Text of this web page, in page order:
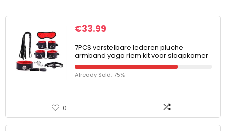
€33.99
7PCS verstelbare lederen pluche
armband yoga riem kit voor slaapkamer
Already Sold: 75%
0